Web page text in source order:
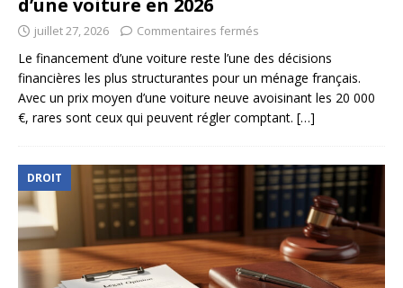
d’une voiture en 2026
juillet 27, 2026 Commentaires fermés
Le financement d’une voiture reste l’une des décisions
financières les plus structurantes pour un ménage français.
Avec un prix moyen d’une voiture neuve avoisinant les 20 000
€, rares sont ceux qui peuvent régler comptant. […]
DROIT